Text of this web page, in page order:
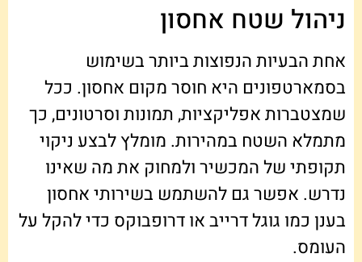
ניהול שטח אחסון
אחת הבעיות הנפוצות ביותר בשימוש
בסמארטפונים היא חוסר מקום אחסון. ככל
שמצטברות אפליקציות, תמונות וסרטונים, כך
מתמלא השטח במהירות. מומלץ לבצע ניקוי
תקופתי של המכשיר ולמחוק את מה שאינו
נדרש. אפשר גם להשתמש בשירותי אחסון
בענן כמו גוגל דרייב או דרופבוקס כדי להקל על
העומס.